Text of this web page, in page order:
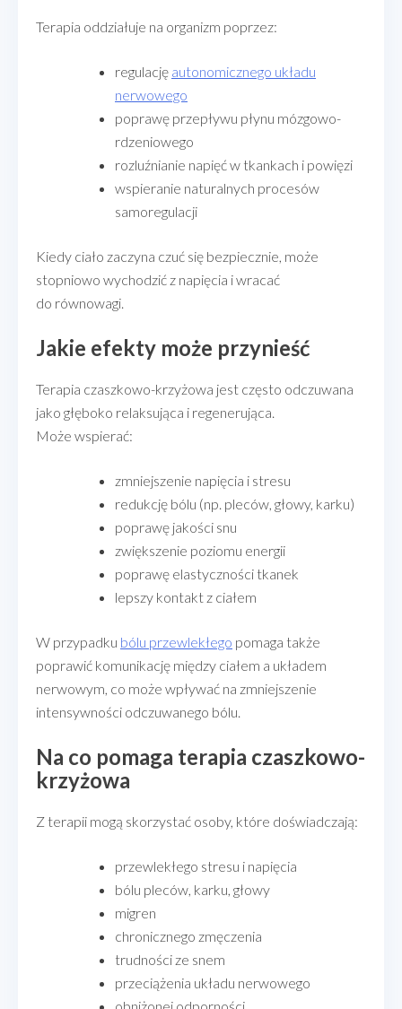
Terapia oddziałuje na organizm poprzez:
regulację autonomicznego układu
nerwowego
poprawę przepływu płynu mózgowo-
rdzeniowego
rozluźnianie napięć w tkankach i powięzi
wspieranie naturalnych procesów
samoregulacji
Kiedy ciało zaczyna czuć się bezpiecznie, może
stopniowo wychodzić z napięcia i wracać
do równowagi.
Jakie efekty może przynieść
Terapia czaszkowo-krzyżowa jest często odczuwana
jako głęboko relaksująca i regenerująca.
Może wspierać:
zmniejszenie napięcia i stresu
redukcję bólu (np. pleców, głowy, karku)
poprawę jakości snu
zwiększenie poziomu energii
poprawę elastyczności tkanek
lepszy kontakt z ciałem
W przypadku bólu przewlekłego pomaga także
poprawić komunikację między ciałem a układem
nerwowym, co może wpływać na zmniejszenie
intensywności odczuwanego bólu.
Na co pomaga terapia czaszkowo-
krzyżowa
Z terapii mogą skorzystać osoby, które doświadczają:
przewlekłego stresu i napięcia
bólu pleców, karku, głowy
migren
chronicznego zmęczenia
trudności ze snem
przeciążenia układu nerwowego